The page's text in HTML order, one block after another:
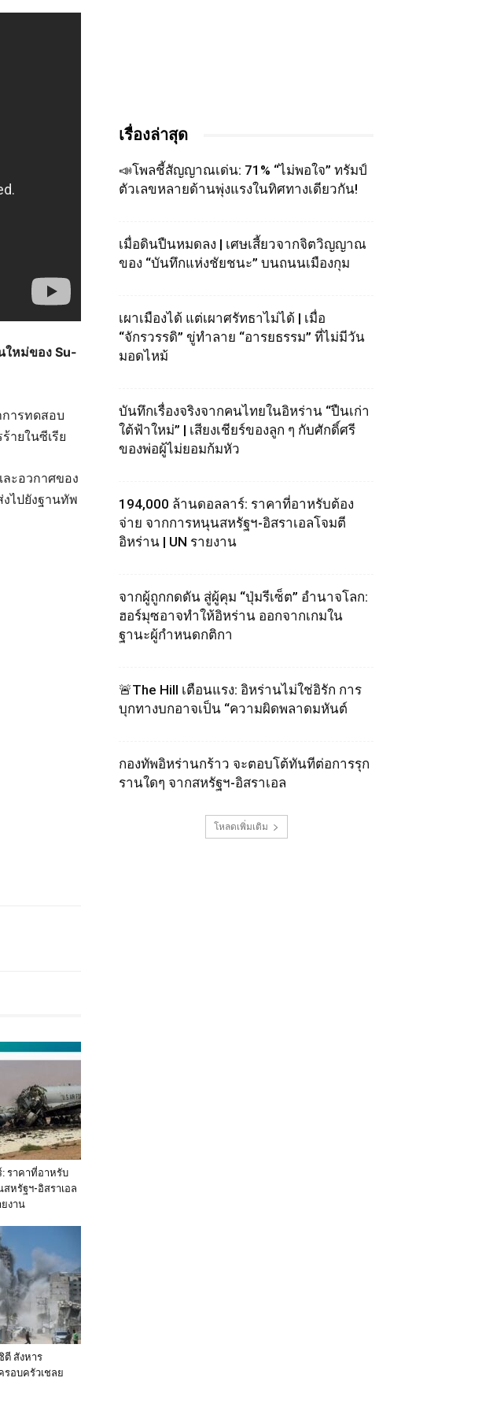
ใหม่ของ Su-
การทดสอบ
ายในซีเรีย
ะอวกาศของ
ไปยังฐานทัพ
: ราคาที่อาหรับ
หรัฐฯ‑อิสราเอล
งาน
ตี สังหาร
อบครัวเชลย
เรื่องล่าสุด
📣โพลชี้สัญญาณเด่น: 71% “ไม่พอใจ” ทรัมป์
ตัวเลขหลายด้านพุ่งแรงในทิศทางเดียวกัน!
เมื่อดินปืนหมดลง | เศษเสี้ยวจากจิตวิญญาณ
ของ “บันทึกแห่งชัยชนะ” บนถนนเมืองกุม
เผาเมืองได้ แต่เผาศรัทธาไม่ได้ | เมื่อ
“จักรวรรดิ” ขู่ทำลาย “อารยธรรม” ที่ไม่มีวัน
มอดไหม้
บันทึกเรื่องจริงจากคนไทยในอิหร่าน “ปืนเก่า
ใต้ฟ้าใหม่” | เสียงเชียร์ของลูก ๆ กับศักดิ์ศรี
ของพ่อผู้ไม่ยอมก้มหัว
194,000 ล้านดอลลาร์: ราคาที่อาหรับต้อง
จ่าย จากการหนุนสหรัฐฯ‑อิสราเอลโจมตี
อิหร่าน | UN รายงาน
จากผู้ถูกกดดัน สู่ผู้คุม “ปุ่มรีเซ็ต” อำนาจโลก:
ฮอร์มุซอาจทำให้อิหร่าน ออกจากเกมใน
ฐานะผู้กำหนดกติกา
🚨The Hill เตือนแรง: อิหร่านไม่ใช่อิรัก การ
บุกทางบกอาจเป็น “ความผิดพลาดมหันต์
กองทัพอิหร่านกร้าว จะตอบโต้ทันทีต่อการรุก
รานใดๆ จากสหรัฐฯ-อิสราเอล
โหลดเพิ่มเติม